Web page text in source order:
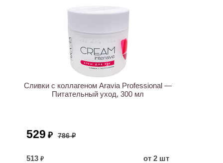
Сливки с коллагеном Aravia Professional —
Питательный уход, 300 мл
529 ₽ 786 ₽
513 ₽
от 2 шт